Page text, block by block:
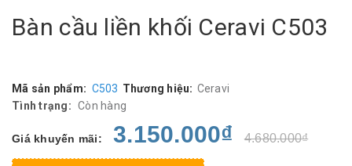
Bàn cầu liền khối Ceravi C503
Mã sản phẩm: C503 Thương hiệu: Ceravi
Tình trạng: Còn hàng
Giá khuyến mãi: 3.150.000₫ 4.680.000₫